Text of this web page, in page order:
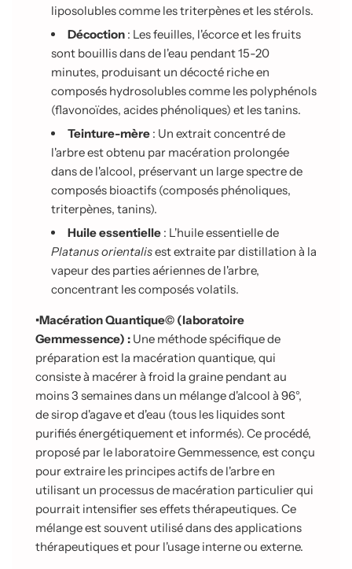
liposolubles comme les triterpènes et les stérols.
Décoction : Les feuilles, l'écorce et les fruits
sont bouillis dans de l'eau pendant 15-20
minutes, produisant un décocté riche en
composés hydrosolubles comme les polyphénols
(flavonoïdes, acides phénoliques) et les tanins.
Teinture-mère : Un extrait concentré de
l'arbre est obtenu par macération prolongée
dans de l'alcool, préservant un large spectre de
composés bioactifs (composés phénoliques,
triterpènes, tanins).
Huile essentielle : L'huile essentielle de
Platanus orientalisest extraite par distillation à la
vapeur des parties aériennes de l'arbre,
concentrant les composés volatils.
•Macération Quantique© (laboratoire
Gemmessence) : Une méthode spécifique de
préparation est la macération quantique, qui
consiste à macérer à froid la graine pendant au
moins 3 semaines dans un mélange d'alcool à 96°,
de sirop d'agave et d'eau (tous les liquides sont
purifiés énergétiquement et informés). Ce procédé,
proposé par le laboratoire Gemmessence, est conçu
pour extraire les principes actifs de l'arbre en
utilisant un processus de macération particulier qui
pourrait intensifier ses effets thérapeutiques. Ce
mélange est souvent utilisé dans des applications
thérapeutiques et pour l'usage interne ou externe.